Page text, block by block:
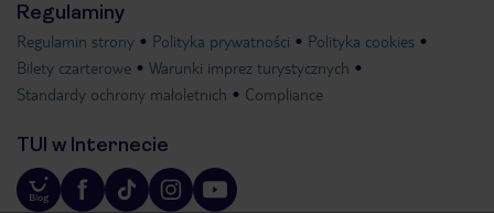
Regulaminy
Regulamin strony Polityka prywatności
Polityka cookies
Bilety czarterowe
Warunki imprez turystycznych
Standardy ochrony małoletnich
Compliance
TUI w Internecie